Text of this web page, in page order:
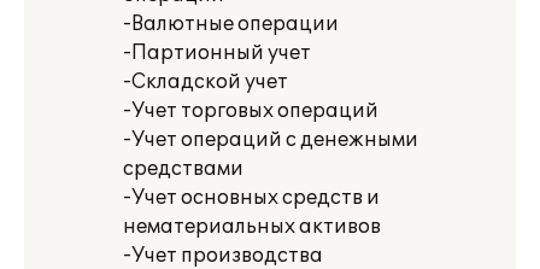
-Валютные операции
-Партионный учет
-Складской учет
-Учет торговых операций
-Учет операций с денежными
средствами
-Учет основных средств и
нематериальных активов
-Учет производства